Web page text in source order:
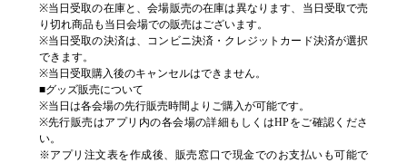
※当日受取の在庫と、会場販売の在庫は異なります、当日受取で売
り切れ商品も当日会場での販売はございます。
※当日受取の決済は、コンビニ決済・クレジットカード決済が選択
できます。
※当日受取購入後のキャンセルはできません。
■グッズ販売について
※当日は各会場の先行販売時間よりご購入が可能です。
※先行販売はアプリ内の各会場の詳細もしくはHPをご確認くださ
い。
※アプリ注文表を作成後、販売窓口で現金でのお支払いも可能で